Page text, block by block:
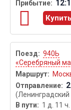
940Ь
«Серебряный
(Ленинградский
1 д. 11